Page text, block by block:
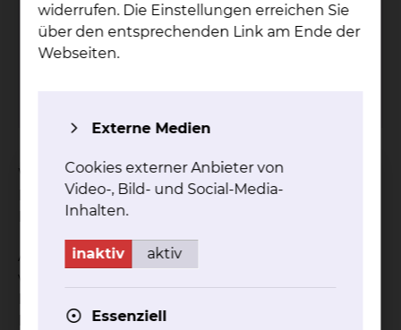
Fich­ten­grund
Fichtengrund 1, 38126 Braunschweig
Willkommen auf der Internetseite der
Physiotherapie am Städtischen Klinikum
Braunschweig gGmbH.
Als Krankenhaus der Maximalversorgung verfügen
wir an beiden Standorten über eine Abteilung für
Rehabilitation, deren Behandlungsschwerpunkte
widerrufen. Die Einstellungen erreichen Sie
über den entsprechenden Link am Ende der
Webseiten.
Externe Medien
Cookies externer Anbieter von
Video-, Bild- und Social-Media-
Inhalten.
inaktiv aktiv
Essenziell